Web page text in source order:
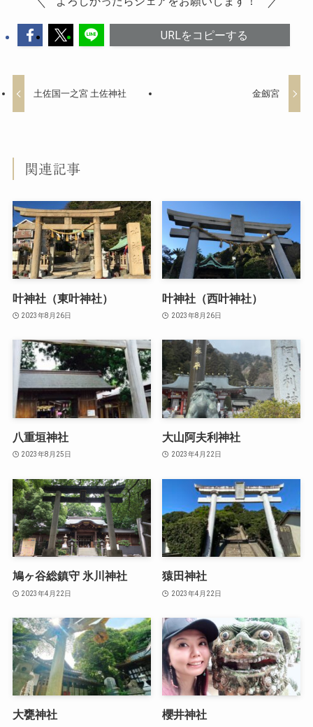
URLをコピーする
土佐国一之宮 土佐神社 金劔宮
関連記事
叶神社（東叶神社）
2023年8月26日
叶神社（西叶神社）
2023年8月26日
八重垣神社
2023年8月25日
大山阿夫利神社
2023年4月22日
鳩ヶ谷総鎮守 氷川神社
2023年4月22日
猿田神社
2023年4月22日
大甕神社 櫻井神社